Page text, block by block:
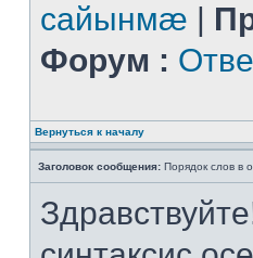
сайынмæ |
Форум :
Вернуться к началу
Заголовок сообщения: Порядок слов в